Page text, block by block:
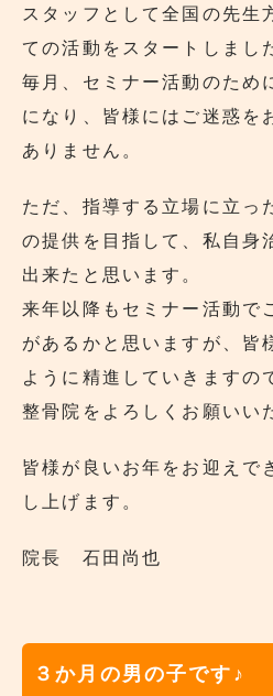
スタッフとして全国の先生
ての活動をスタートしまし
毎月、セミナー活動のため
になり、皆様にはご迷惑を
ありません。
ただ、指導する立場に立っ
の提供を目指して、私自身
出来たと思います。
来年以降もセミナー活動で
があるかと思いますが、皆
ように精進していきますの
整骨院をよろしくお願いい
皆様が良いお年をお迎えで
し上げます。
院長 石田尚也
３か月の男の子です♪